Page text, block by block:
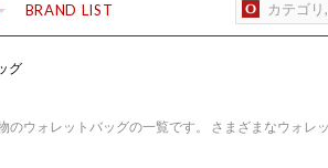
BRAND LIST
グ
のウォレットバッグの一覧です。 さまざまなウォレ